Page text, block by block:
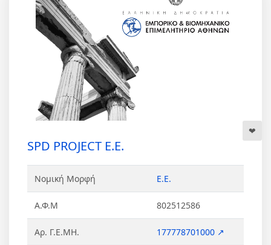
SPD PROJECT Ε.Ε.
Νομική Μορφή Ε.Ε.
Α.Φ.Μ 802512586
Αρ. Γ.Ε.ΜΗ. 177778701000 ↗